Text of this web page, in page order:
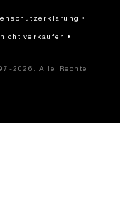
verkaufen
2026. Alle Rechte